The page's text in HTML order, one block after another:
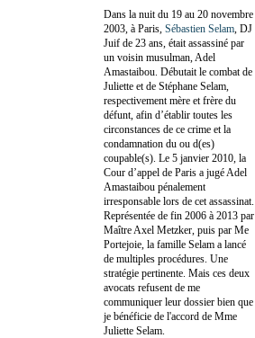
Dans la nuit du 19 au 20 novembre
2003, à Paris, Sébastien Selam , DJ
Juif de 23 ans, était assassiné par
un voisin musulman, Adel
Amastaibou. Débutait le combat de
Juliette et de Stéphane Selam,
respectivement mère et frère du
défunt, afin d’établir toutes les
circonstances de ce crime et la
condamnation du ou d(es)
coupable(s). Le 5 janvier 2010, la
Cour d’appel de Paris a jugé Adel
Amastaibou pénalement
irresponsable lors de cet assassinat.
Représentée de fin 2006 à 2013 par
Maître Axel Metzker, puis par Me
Portejoie, la famille Selam a lancé
de multiples procédures. Une
stratégie pertinente. Mais ces deux
avocats refusent de me
communiquer leur dossier bien que
je bénéficie de l'accord de Mme
Juliette Selam.